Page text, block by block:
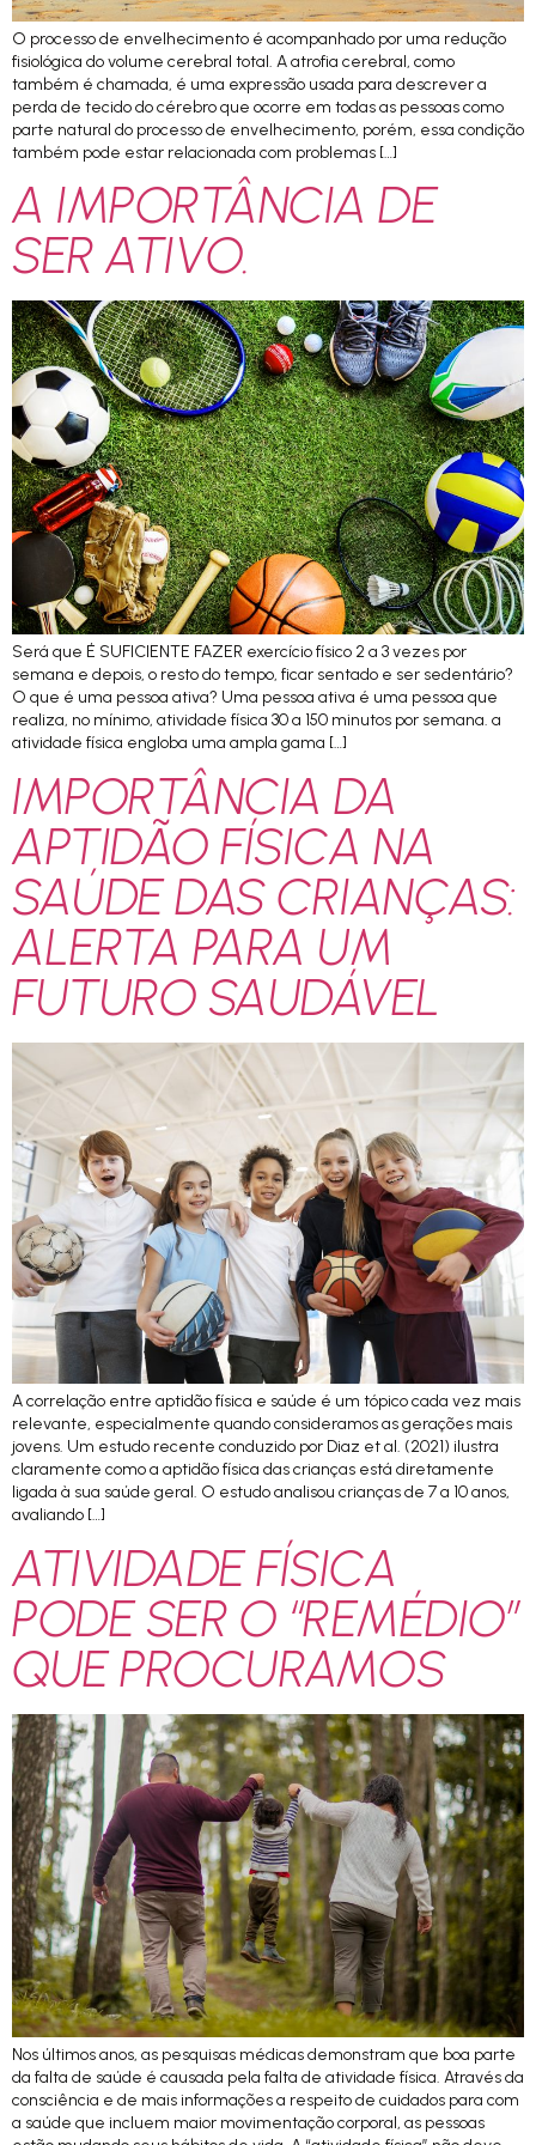
O processo de envelhecimento é acompanhado por uma redução
fisiológica do volume cerebral total. A atrofia cerebral, como
também é chamada, é uma expressão usada para descrever a
perda de tecido do cérebro que ocorre em todas as pessoas como
parte natural do processo de envelhecimento, porém, essa condição
também pode estar relacionada com problemas […]
A IMPORTÂNCIA DE
SER ATIVO.
Será que É SUFICIENTE FAZER exercício físico 2 a 3 vezes por
semana e depois, o resto do tempo, ficar sentado e ser sedentário?
O que é uma pessoa ativa? Uma pessoa ativa é uma pessoa que
realiza, no mínimo, atividade física 30 a 150 minutos por semana. a
atividade física engloba uma ampla gama […]
IMPORTÂNCIA DA
APTIDÃO FÍSICA NA
SAÚDE DAS CRIANÇAS:
ALERTA PARA UM
FUTURO SAUDÁVEL
A correlação entre aptidão física e saúde é um tópico cada vez mais
relevante, especialmente quando consideramos as gerações mais
jovens. Um estudo recente conduzido por Diaz et al. (2021) ilustra
claramente como a aptidão física das crianças está diretamente
ligada à sua saúde geral. O estudo analisou crianças de 7 a 10 anos,
avaliando […]
ATIVIDADE FÍSICA
PODE SER O “REMÉDIO”
QUE PROCURAMOS
Nos últimos anos, as pesquisas médicas demonstram que boa parte
da falta de saúde é causada pela falta de atividade física. Através da
consciência e de mais informações a respeito de cuidados para com
a saúde que incluem maior movimentação corporal, as pessoas